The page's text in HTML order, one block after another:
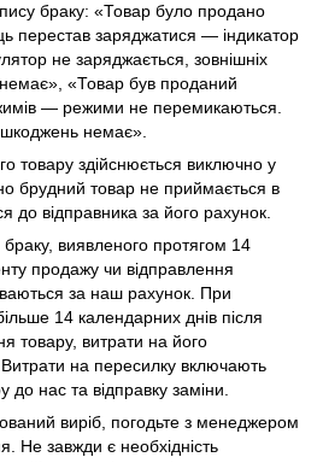
браку: «Товар було продано
перестав заряджатися — індикатор
не заряджається, зовнішніх
«Товар був проданий
— режими не перемикаються.
немає».
товару здійснюється виключно у
брудний товар не приймається в
до відправника за його рахунок.
виявленого протягом 14
продажу чи відправлення
за наш рахунок. При
14 календарних днів після
товару, витрати на його
на пересилку включають
до нас та відправку заміни.
виріб, погодьте з менеджером
Не завжди є необхідність